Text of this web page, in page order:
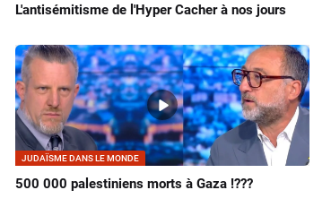
L'antisémitisme de l'Hyper Cacher à nos jours
JUDAÏSME DANS LE MONDE
500 000 palestiniens morts à Gaza !???